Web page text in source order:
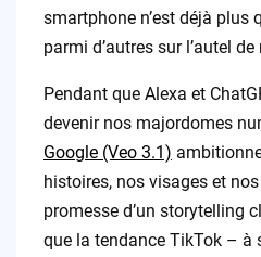
smartphone n’est déjà plus
parmi d’autres sur l’autel
Pendant que Alexa et
devenir nos majordomes
Google (Veo 3.1)
histoires, nos visages et
promesse d’un storytelling
que la tendance TikTok – à